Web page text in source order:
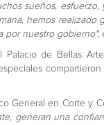
sueños,
hemos realizado
por nuestro gobierno",
de Bellas
General en Corte y
generan una